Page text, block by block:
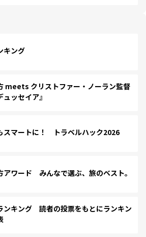
キング
meets クリストファー・ノーラン監督
ッセイア』
スマートに！ トラベルハック2026
アワード みんなで選ぶ、旅のベスト。
ンキング 読者の投票をもとにランキン